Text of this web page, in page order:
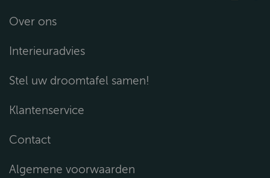
Over ons
Interieuradvies
Stel uw droomtafel samen!
Klantenservice
Contact
Algemene voorwaarden